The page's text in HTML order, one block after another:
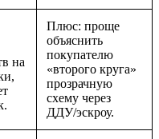
на
Плюс: проще
объяснить
покупателю
«второго круга»
прозрачную
схему через
ДДУ/эскроу.